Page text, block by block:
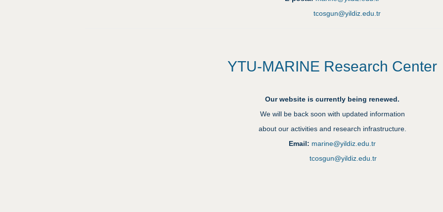
tcosgun@yildiz.edu.tr
YTU-MARINE Research Center
Our website is currently being renewed.
We will be back soon with updated information
about our activities and research infrastructure.
Email: marine@yildiz.edu.tr
tcosgun@yildiz.edu.tr